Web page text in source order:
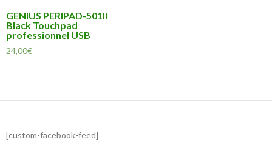
GENIUS PERIPAD-501II
Black Touchpad
professionnel USB
24,00€
[custom-facebook-feed]